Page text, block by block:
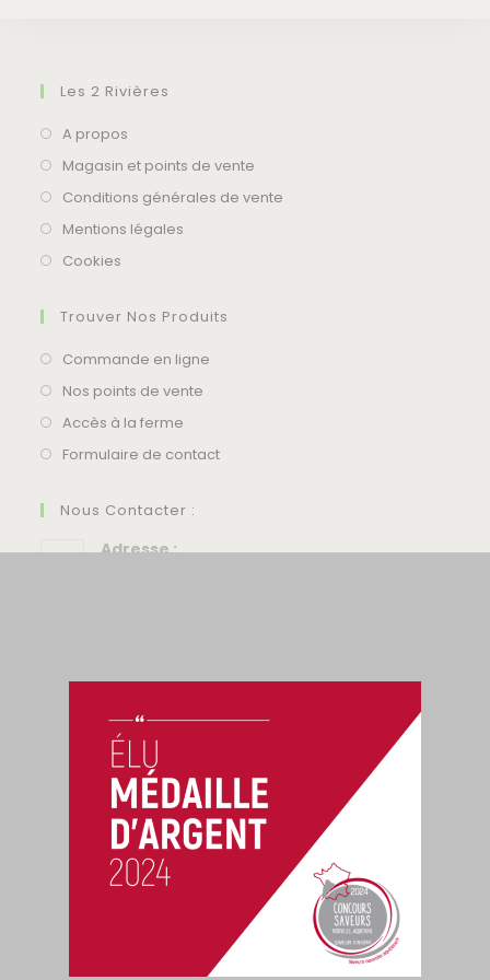
Les 2 Rivières
A propos
Magasin et points de vente
Conditions générales de vente
Mentions légales
Cookies
Trouver Nos Produits
Commande en ligne
Nos points de vente
Accès à la ferme
Formulaire de contact
Nous Contacter :
Adresse :
Christelle :
Email :
contact@chevre2rivieres.fr
Privacy & Cookies Accessibility